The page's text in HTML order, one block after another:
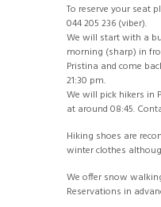
To reserve your seat
044 205 236 (viber).
We will start with a
morning (sharp) in
Pristina and come
21:30 pm.
We will pick hikers in
at around 08:45.
Hiking shoes are
winter clothes
We offer snow
Reservations in